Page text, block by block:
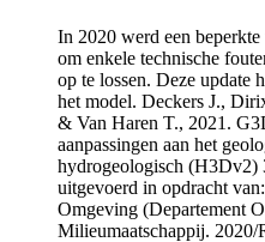
In 2020 werd een
om enkele technische
op te lossen. Deze update
het model. Deckers J.,
& Van Haren T., 2021.
aanpassingen aan het
hydrogeologisch (H3Dv2)
uitgevoerd in opdracht
Omgeving (Departement
Milieumaatschappij.